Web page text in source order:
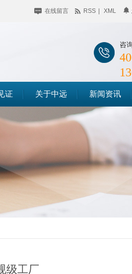
在线留言 RSS XML
咨
储料仓滑模
筒仓滑模
证 关于中远
公司简介
荣誉资质
新闻资讯
知识百科
级工厂